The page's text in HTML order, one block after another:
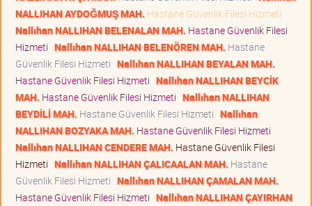
NALLIHAN AYDOĞMUŞ MAH. Hastane Güvenlik Filesi Hizmeti
Nallıhan NALLIHAN BELENALAN MAH. Hastane Güvenlik Filesi
Hizmeti Nallıhan NALLIHAN BELENÖREN MAH. Hastane
Güvenlik Filesi Hizmeti Nallıhan NALLIHAN BEYALAN MAH.
Hastane Güvenlik Filesi Hizmeti Nallıhan NALLIHAN BEYCİK
MAH. Hastane Güvenlik Filesi Hizmeti Nallıhan NALLIHAN
BEYDİLİ MAH. Hastane Güvenlik Filesi Hizmeti Nallıhan
NALLIHAN BOZYAKA MAH. Hastane Güvenlik Filesi Hizmeti
Nallıhan NALLIHAN CENDERE MAH. Hastane Güvenlik Filesi
Hizmeti Nallıhan NALLIHAN ÇALICAALAN MAH. Hastane
Güvenlik Filesi Hizmeti Nallıhan NALLIHAN ÇAMALAN MAH.
Hastane Güvenlik Filesi Hizmeti Nallıhan NALLIHAN ÇAYIRHAN